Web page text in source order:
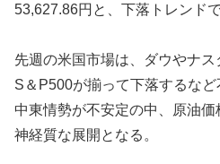
53,627.86円と、下落トレンド
先週の米国市場は、ダウやナス
S＆P500が揃って下落するなど
中東情勢が不安定の中、原油価
神経質な展開となる。